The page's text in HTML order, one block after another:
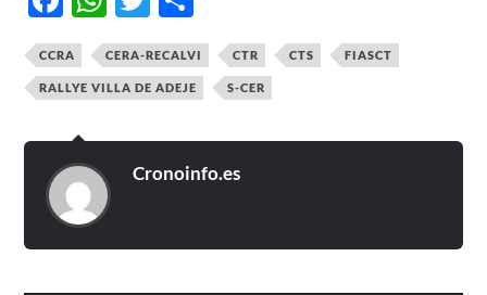
CCRA CERA-RECALVI CTR CTS FIASCT
RALLYE VILLA DE ADEJE S-CER
Cronoinfo.es